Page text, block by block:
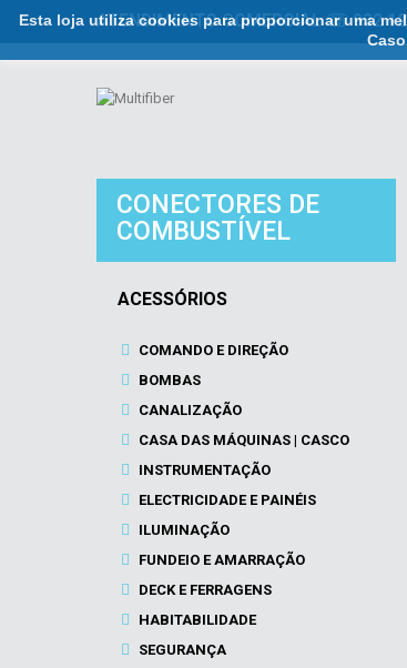
Esta loja utiliza cookies para proporcionar uma
ATENDIMENTO COMERCIAL ☏ 932
CONECTORES DE
COMBUSTÍVEL
ACESSÓRIOS
COMANDO E DIREÇÃO
BOMBAS
CANALIZAÇÃO
CASA DAS MÁQUINAS | CASCO
INSTRUMENTAÇÃO
ELECTRICIDADE E PAINÉIS
ILUMINAÇÃO
FUNDEIO E AMARRAÇÃO
DECK E FERRAGENS
HABITABILIDADE
SEGURANÇA